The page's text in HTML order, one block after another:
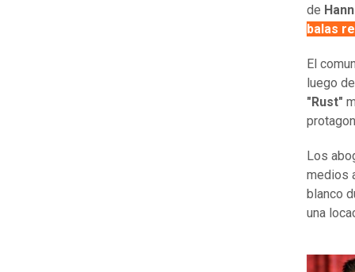
de
balas
El
luego
"Rust"
Los
medios
blanco
una